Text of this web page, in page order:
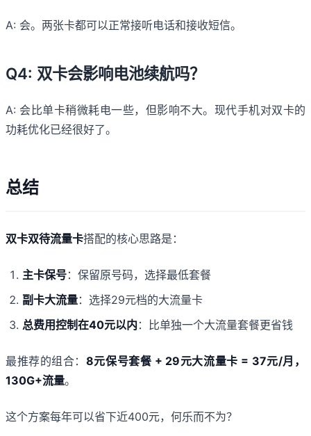
A: 会。两张卡都可以正常接听电话和接收短信。
Q4: 双卡会影响电池续航吗？
A: 会比单卡稍微耗电一些，但影响不大。现代手机对双卡的
功耗优化已经很好了。
总结
双卡双待流量卡搭配的核心思路是：
主卡保号：保留原号码，选择最低套餐
副卡大流量：选择29元档的大流量卡
总费用控制在40元以内：比单独一个大流量套餐更省钱
最推荐的组合： 8元保号套餐 + 29元大流量卡 = 37元/月，
130G+流量。
这个方案每年可以省下近400元，何乐而不为？